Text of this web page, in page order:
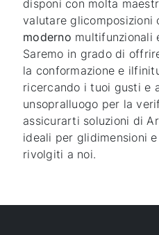
disponi con molta
valutare glicomposizioni
moderno multifunzionali
Saremo in grado di
la conformazione e
ricercando i tuoi gusti e
unsopralluogo per la
assicurarti soluzioni di
ideali per glidimensioni
rivolgiti a noi.